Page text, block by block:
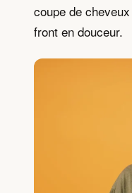
coupe de
front en douceur.